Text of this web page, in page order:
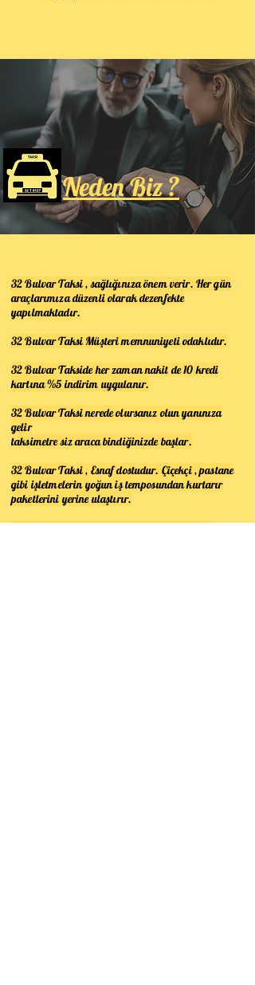
Neden Biz ?
32 Bulvar Taksi , sağlığınıza önem verir. Her gün
araçlarımıza düzenli olarak dezenfekte
yapılmaktadır.
32 Bulvar Taksi Müşteri memnuniyeti odaklıdır.
32 Bulvar Takside her zaman nakit de 10 kredi
kartına %5 indirim uygulanır.
32 Bulvar Taksi nerede olursanız olun yanınıza
gelir
taksimetre siz araca bindiğinizde başlar.
32 Bulvar Taksi , Esnaf dostudur. Çiçekçi , pastane
gibi işletmelerin yoğun iş temposundan kurtarır
paketlerini yerine ulaştırır.
32 Bulvar Taksi abonelere özel %20 ye kadar